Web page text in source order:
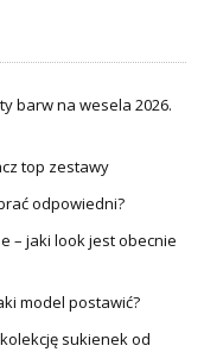
barw na wesela 2026.
top zestawy
odpowiedni?
– jaki look jest obecnie
model postawić?
sukienek od